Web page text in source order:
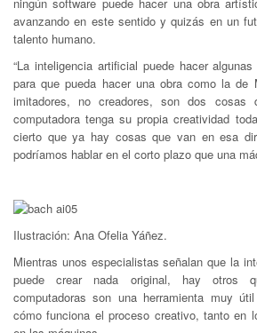
avanzando en este sentido y quizás en un
talento humano.
“La inteligencia artificial puede hacer
para que pueda hacer una obra como la de
imitadores, no creadores, son dos cosas
computadora tenga su propia creatividad
cierto que ya hay cosas que van en esa
podríamos hablar en el corto plazo que una
Ilustración: Ana Ofelia Yáñez.
Mientras unos especialistas señalan que la
puede crear nada original, hay otros
computadoras son una herramienta muy
cómo funciona el proceso creativo, tanto en